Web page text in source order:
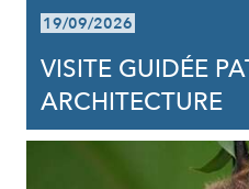
19/09/2026
VISITE GUIDÉE
ARCHITECTURE